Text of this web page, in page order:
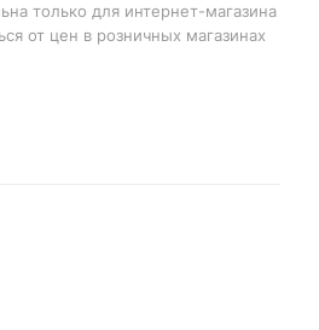
только для интернет-магазина
от цен в розничных магазинах